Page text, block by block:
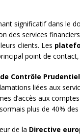
significatif dans le
des services
clients. Les
point de
Contrôle
liées aux
d’accès aux
plus de 40%
de la Directive